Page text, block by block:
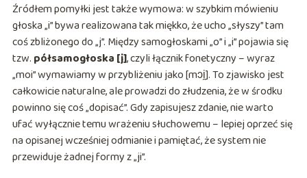
Źródłem pomyłki jest także wymowa: w szybkim mówieniu
głoska „i” bywa realizowana tak miękko, że ucho „słyszy” tam
coś zbliżonego do „j”. Między samogłoskami „o” i „i” pojawia się
tzw. półsamogłoska [j], czyli łącznik fonetyczny – wyraz
„moi” wymawiamy w przybliżeniu jako [mɔi̯]. To zjawisko jest
całkowicie naturalne, ale prowadzi do złudzenia, że w środku
powinno się coś „dopisać”. Gdy zapisujesz zdanie, nie warto
ufać wyłącznie temu wrażeniu słuchowemu – lepiej oprzeć się
na opisanej wcześniej odmianie i pamiętać, że system nie
przewiduje żadnej formy z „ji”.